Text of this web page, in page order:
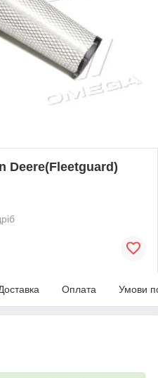
Deere(Fleetguard)
Оплата Умови